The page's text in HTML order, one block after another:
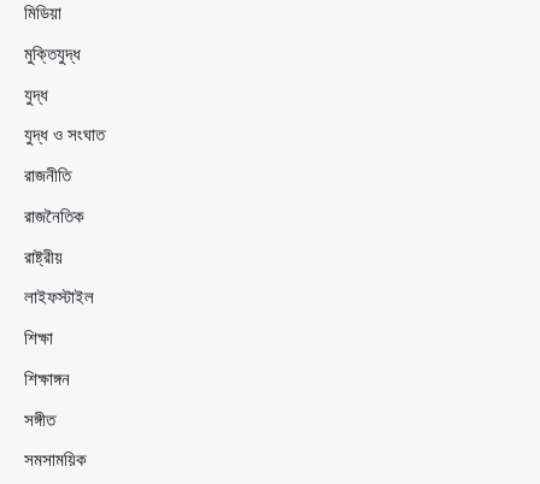
মিডিয়া
মুক্তিযুদ্ধ
যুদ্ধ
যুদ্ধ ও সংঘাত
রাজনীতি
রাজনৈতিক
রাষ্ট্রীয়
লাইফস্টাইল
শিক্ষা
শিক্ষাঙ্গন
সঙ্গীত
সমসাময়িক